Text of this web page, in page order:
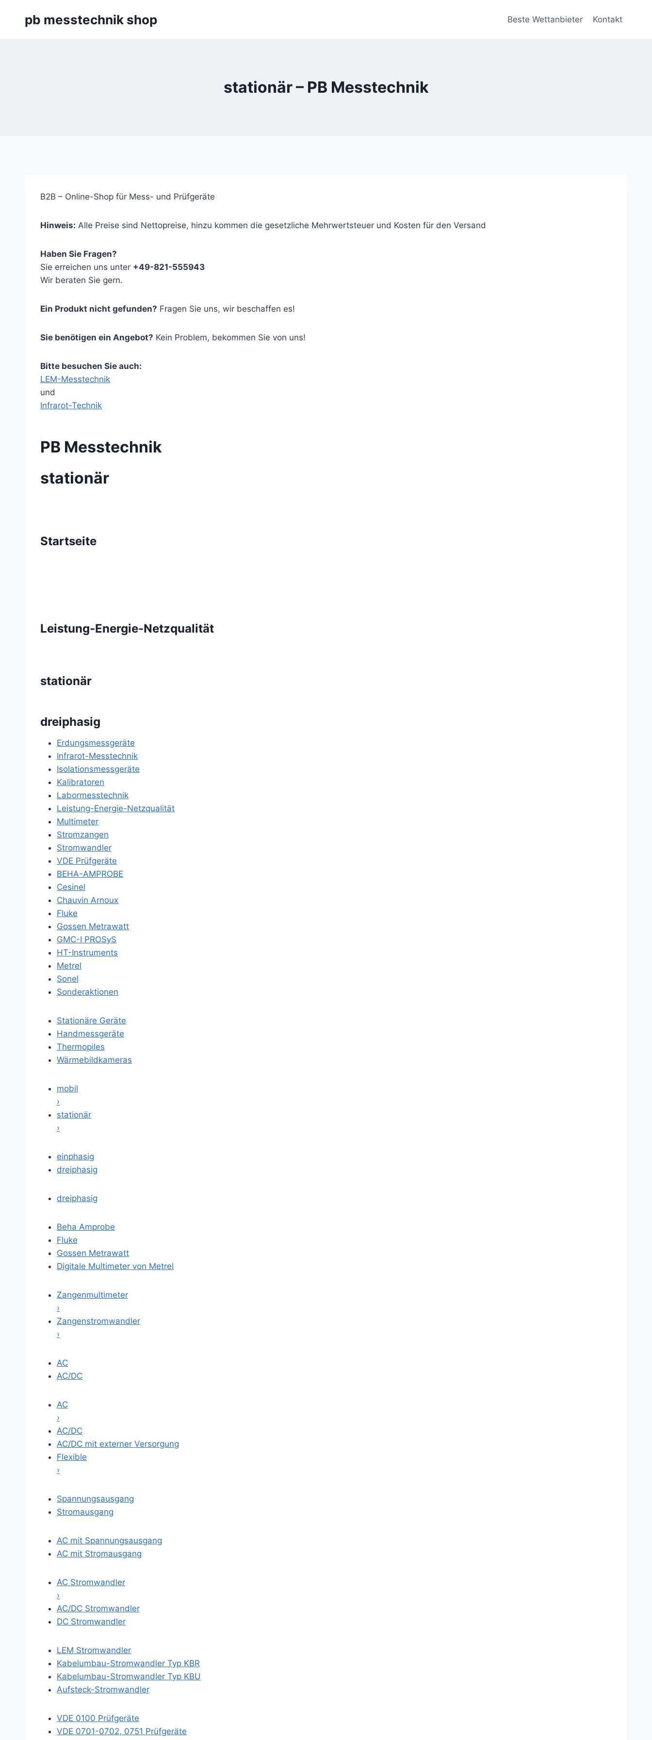
pb messtechnik shop Beste Wettanbieter Kontakt
stationär – PB Messtechnik
B2B – Online-Shop für Mess- und Prüfgeräte
Hinweis: Alle Preise sind Nettopreise, hinzu kommen die gesetzliche Mehrwertsteuer und Kosten für den Versand
Haben Sie Fragen?
Sie erreichen uns unter +49-821-555943
Wir beraten Sie gern.
Ein Produkt nicht gefunden? Fragen Sie uns, wir beschaffen es!
Sie benötigen ein Angebot? Kein Problem, bekommen Sie von uns!
Bitte besuchen Sie auch:
LEM-Messtechnik
und
Infrarot-Technik
PB Messtechnik
stationär
Startseite
Leistung-Energie-Netzqualität
stationär
dreiphasig
Erdungsmessgeräte
Infrarot-Messtechnik
Isolationsmessgeräte
Kalibratoren
Labormesstechnik
Leistung-Energie-Netzqualität
Multimeter
Stromzangen
Stromwandler
VDE Prüfgeräte
BEHA-AMPROBE
Cesinel
Chauvin Arnoux
Fluke
Gossen Metrawatt
GMC-I PROSyS
HT-Instruments
Metrel
Sonel
Sonderaktionen
Stationäre Geräte
Handmessgeräte
Thermopiles
Wärmebildkameras
mobil
›
stationär
›
einphasig
dreiphasig
dreiphasig
Beha Amprobe
Fluke
Gossen Metrawatt
Digitale Multimeter von Metrel
Zangenmultimeter
›
Zangenstromwandler
›
AC
AC/DC
AC
›
AC/DC
AC/DC mit externer Versorgung
Flexible
›
Spannungsausgang
Stromausgang
AC mit Spannungsausgang
AC mit Stromausgang
AC Stromwandler
›
AC/DC Stromwandler
DC Stromwandler
LEM Stromwandler
Kabelumbau-Stromwandler Typ KBR
Kabelumbau-Stromwandler Typ KBU
Aufsteck-Stromwandler
VDE 0100 Prüfgeräte
VDE 0701-0702, 0751 Prüfgeräte